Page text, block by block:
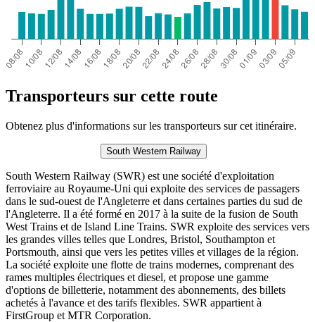
Transporteurs sur cette route
Obtenez plus d'informations sur les transporteurs sur cet itinéraire.
South Western Railway
South Western Railway (SWR) est une société d'exploitation
ferroviaire au Royaume-Uni qui exploite des services de passagers
dans le sud-ouest de l'Angleterre et dans certaines parties du sud de
l'Angleterre. Il a été formé en 2017 à la suite de la fusion de South
West Trains et de Island Line Trains. SWR exploite des services vers
les grandes villes telles que Londres, Bristol, Southampton et
Portsmouth, ainsi que vers les petites villes et villages de la région.
La société exploite une flotte de trains modernes, comprenant des
rames multiples électriques et diesel, et propose une gamme
d'options de billetterie, notamment des abonnements, des billets
achetés à l'avance et des tarifs flexibles. SWR appartient à
FirstGroup et MTR Corporation.